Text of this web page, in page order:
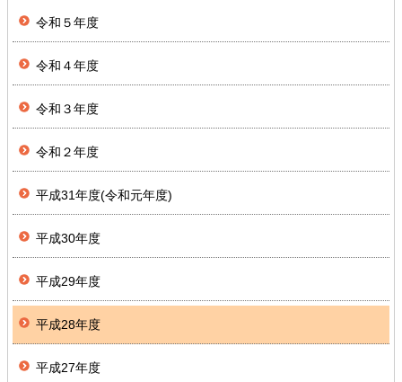
令和５年度
令和４年度
令和３年度
令和２年度
平成31年度(令和元年度)
平成30年度
平成29年度
平成28年度
平成27年度